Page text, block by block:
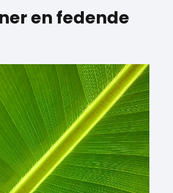
en fedende